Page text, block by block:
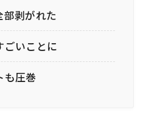
部剥がれた
ごいことに
も圧巻